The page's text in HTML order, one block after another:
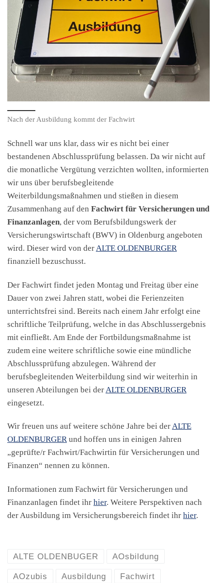
Nach der Ausbildung kommt der Fachwirt
Schnell war uns klar, dass wir es nicht bei einer
bestandenen Abschlussprüfung belassen. Da wir nicht auf
die monatliche Vergütung verzichten wollten, informierten
wir uns über berufsbegleitende
Weiterbildungsmaßnahmen und stießen in diesem
Zusammenhang auf den Fachwirt für Versicherungen und
Finanzanlagen, der vom Berufsbildungswerk der
Versicherungswirtschaft (BWV) in Oldenburg angeboten
wird. Dieser wird von der ALTE OLDENBURGER
finanziell bezuschusst.
Der Fachwirt findet jeden Montag und Freitag über eine
Dauer von zwei Jahren statt, wobei die Ferienzeiten
unterrichtsfrei sind. Bereits nach einem Jahr erfolgt eine
schriftliche Teilprüfung, welche in das Abschlussergebnis
mit einfließt. Am Ende der Fortbildungsmaßnahme ist
zudem eine weitere schriftliche sowie eine mündliche
Abschlussprüfung abzulegen. Während der
berufsbegleitenden Weiterbildung sind wir weiterhin in
unseren Abteilungen bei der ALTE OLDENBURGER
eingesetzt.
Wir freuen uns auf weitere schöne Jahre bei derALTE
OLDENBURGERund hoffen uns in einigen Jahren
„geprüfte/r Fachwirt/Fachwirtin für Versicherungen und
Finanzen“ nennen zu können.
Informationen zum Fachwirt für Versicherungen und
Finanzanlagen findet ihr hier. Weitere Perspektiven nach
der Ausbildung im Versicherungsbereich findet ihr hier.
ALTE OLDENBUGER AOsbildung
AOzubis Ausbildung Fachwirt